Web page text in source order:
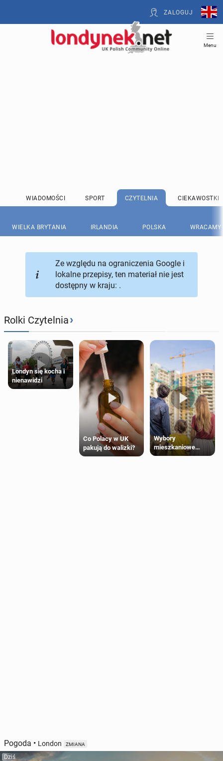
ZALOGUJ
Menu
WIADOMOŚCI SPORT CZYTELNIA CIEKAWOSTKI
WIELKA BRYTANIA IRLANDIA POLSKA WRACAMY
Ze względu na ograniczenia Google i
lokalne przepisy, ten materiał nie jest
dostępny w kraju: .
Rolki Czytelnia›
Londyn się kocha i
nienawidzi
Co Polacy w UK
pakują do walizki?
Wybory
mieszkaniowe
Polaków 2025
Pogoda • London ZMIANA
Dziś